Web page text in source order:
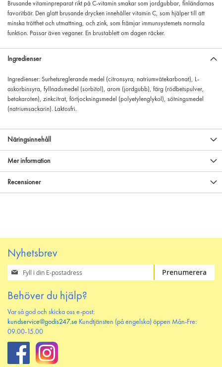
Brusande vitaminpreparat rikt på C-vitamin smakar som jordgubbar, finländarnas
favoritbär. Den glatt brusande drycken innehåller vitamin C, som hjälper till att
minska trötthet och utmattning, och zink, som främjar immunsystemets normala
funktion. Passar även veganer. En brustablett om dagen räcker.
Ingredienser
Ingredienser: Surhetsreglerande medel (citronsyra, natriumvätekarbonat), L-
askorbinsyra, fyllnadsmedel (sorbitol), arom (jordgubb), färg (rödbetspulver,
betakaroten), zinkcitrat, förtjockningsmedel (polyetylenglykol), sötningsmedel
(natriumsackarin). Laktosfri.
Näringsinnehåll
Mer information
Recensioner
Nyhetsbrev
Prenumerera
på
nyhetsbrev
Prenumerera
Behöver du hjälp?
Var så god och skicka oss e-post:
kundservice@godis247.se Kundtjänsten (på engelska) öppen Mån-Fre:
09.00-15.00